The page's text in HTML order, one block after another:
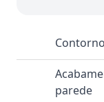
parede